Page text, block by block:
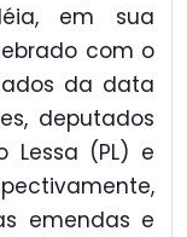
em sua
com o
da data
deputados
Lessa (PL) e
emendas e